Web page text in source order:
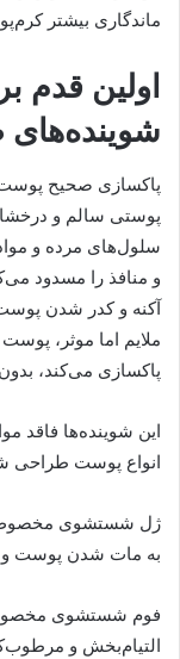
ماندگاری بیشتر
اولین قدم
شوینده‌های
پاکسازی صحیح
پوستی سالم و
سلول‌های مرده و
و منافذ را مسدود
آکنه و کدر شدن
ملایم اما موثر،
پاکسازی می‌کند،
این شوینده‌ها فاقد
انواع پوست طراحی
ژل شستشوی مخصوص
به مات شدن پوست و
فوم شستشوی
التیام‌بخش و